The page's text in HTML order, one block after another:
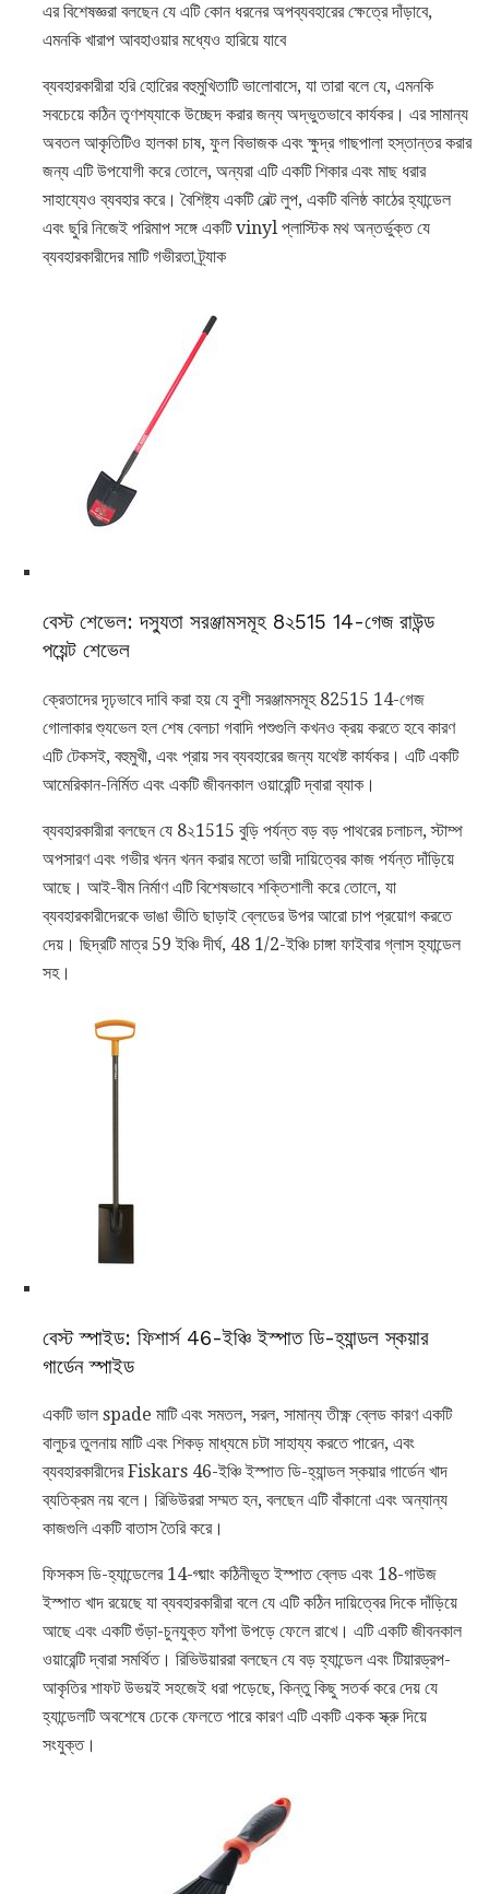
এর বিশেষজ্ঞরা বলছেন যে এটি কোন ধরনের অপব্যবহারের ক্ষেত্রে দাঁড়াবে,
এমনকি খারাপ আবহাওয়ার মধ্যেও হারিয়ে যাবে
ব্যবহারকারীরা হরি হোরিের বহুমুখিতাটি ভালোবাসে, যা তারা বলে যে, এমনকি
সবচেয়ে কঠিন তৃণশয্যাকে উচ্ছেদ করার জন্য অদ্ভুতভাবে কার্যকর। এর সামান্য
অবতল আকৃতিটিও হালকা চাষ, ফুল বিভাজক এবং ক্ষুদ্র গাছপালা হস্তান্তর করার
জন্য এটি উপযোগী করে তোলে, অন্যরা এটি একটি শিকার এবং মাছ ধরার
সাহায্যেও ব্যবহার করে। বৈশিষ্ট্য একটি বেল্ট লুপ, একটি বলিষ্ঠ কাঠের হ্যান্ডেল
এবং ছুরি নিজেই পরিমাপ সঙ্গে একটি vinyl প্লাস্টিক মথ অন্তর্ভুক্ত যে
ব্যবহারকারীদের মাটি গভীরতা ট্র্যাক
বেস্ট শেভেল: দস্যুতা সরঞ্জামসমূহ 8২515 14-গেজ রাউন্ড
পয়েন্ট শেভেল
ক্রেতাদের দৃঢ়ভাবে দাবি করা হয় যে বুশী সরঞ্জামসমূহ 82515 14-গেজ
গোলাকার শ্যুভেল হল শেষ বেলচা গবাদি পশুগুলি কখনও ক্রয় করতে হবে কারণ
এটি টেকসই, বহুমুখী, এবং প্রায় সব ব্যবহারের জন্য যথেষ্ট কার্যকর। এটি একটি
আমেরিকান-নির্মিত এবং একটি জীবনকাল ওয়ারেন্টি দ্বারা ব্যাক।
ব্যবহারকারীরা বলছেন যে 8২1515 বুড়ি পর্যন্ত বড় বড় পাথরের চলাচল, স্টাম্প
অপসারণ এবং গভীর খনন খনন করার মতো ভারী দায়িত্বের কাজ পর্যন্ত দাঁড়িয়ে
আছে। আই-বীম নির্মাণ এটি বিশেষভাবে শক্তিশালী করে তোলে, যা
ব্যবহারকারীদেরকে ভাঙা ভীতি ছাড়াই ব্লেডের উপর আরো চাপ প্রয়োগ করতে
দেয়। ছিদ্রটি মাত্র 59 ইঞ্চি দীর্ঘ, 48 1/2-ইঞ্চি চাঙ্গা ফাইবার গ্লাস হ্যান্ডেল
সহ।
বেস্ট স্পাইড: ফিশার্স 46-ইঞ্চি ইস্পাত ডি-হ্যান্ডল স্কয়ার
গার্ডেন স্পাইড
একটি ভাল spade মাটি এবং সমতল, সরল, সামান্য তীক্ষ্ণ ব্লেড কারণ একটি
বালুচর তুলনায় মাটি এবং শিকড় মাধ্যমে চটা সাহায্য করতে পারেন, এবং
ব্যবহারকারীদের Fiskars 46-ইঞ্চি ইস্পাত ডি-হ্যান্ডল স্কয়ার গার্ডেন খাদ
ব্যতিক্রম নয় বলে। রিভিউররা সম্মত হন, বলছেন এটি বাঁকানো এবং অন্যান্য
কাজগুলি একটি বাতাস তৈরি করে।
ফিসকস ডি-হ্যান্ডেলের 14-গ্য়াং কঠিনীভূত ইস্পাত ব্লেড এবং 18-গাউজ
ইস্পাত খাদ রয়েছে যা ব্যবহারকারীরা বলে যে এটি কঠিন দায়িত্বের দিকে দাঁড়িয়ে
আছে এবং একটি গুঁড়া-চুনযুক্ত ফাঁপা উপড়ে ফেলে রাখে। এটি একটি জীবনকাল
ওয়ারেন্টি দ্বারা সমর্থিত। রিভিউয়াররা বলছেন যে বড় হ্যান্ডেল এবং টিয়ারড্রপ-
আকৃতির শাফট উভয়ই সহজেই ধরা পড়েছে, কিন্তু কিছু সতর্ক করে দেয় যে
হ্যান্ডেলটি অবশেষে ঢেকে ফেলতে পারে কারণ এটি একটি একক স্ক্রু দিয়ে
সংযুক্ত।